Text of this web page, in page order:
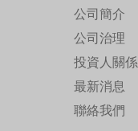
公司簡介
公司治理
投資人關係
最新消息
聯絡我們